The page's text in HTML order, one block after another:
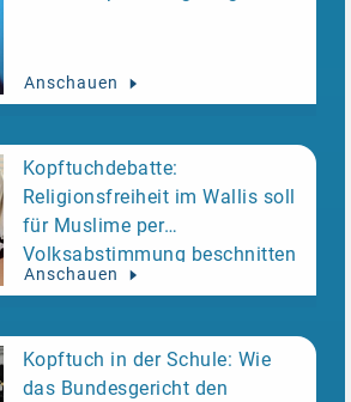
Anschauen
Kopftuchdebatte:
Religionsfreiheit im Wallis soll
für Muslime per
Volksabstimmung beschnitten
werden
Anschauen
Kopftuch in der Schule: Wie
das Bundesgericht den